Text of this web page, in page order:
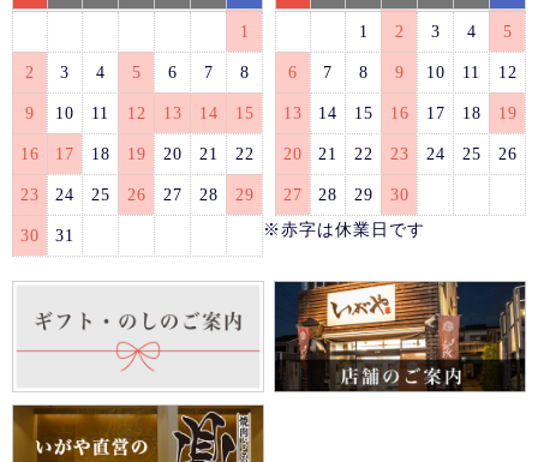
1
2 3 4 5 6 7 8
9 10 11 12 13 14 15
16 17 18 19 20 21 22
23 24 25 26 27 28 29
30 31
1 2 3 4 5
6 7 8 9 10 11 12
13 14 15 16 17 18 19
20 21 22 23 24 25 26
27 28 29
30
※赤字は休業日です